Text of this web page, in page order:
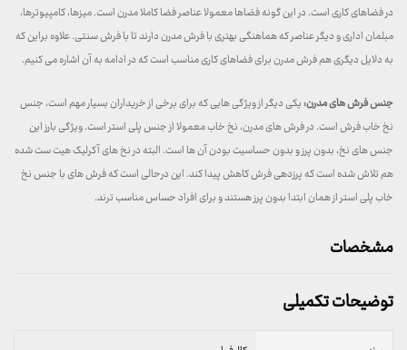
در فضاهای کاری است. در این گونه فضاها معمولا عناصر فضا کاملا مدرن است. میزها، کامپیوترها،
مبلمان اداری و دیگر عناصر که هماهنگی بهتری با فرش مدرن دارند تا با فرش سنتی. علاوه براین که
به دلایل دیگری هم فرش مدرن برای فضاهای کاری مناسب است که در ادامه به آن اشاره می کنیم.
جنس فرش های مدرن:یکی دیگر از ویژگی هایی که برای برخی از خریداران بسیار مهم است، جنس
نخ خاب فرش است. در فرش های مدرن، نخ خاب معمولا از جنس پلی استر است. ویژگی بارز این
جنس های نخ، بدون پرز و بدون حساسیت بودن آن ها است. البته در نخ های آکرلیک هیت ست شده
هم تلاش شده است که پرزدهی فرش کاهش پیدا کند. این درحالی است که فرش های با جنس نخ
خاب پلی استر از همان ابتدا بدون پرز هستند و برای افراد حساس مناسب ترند.
مشخصات
توضیحات تکمیلی